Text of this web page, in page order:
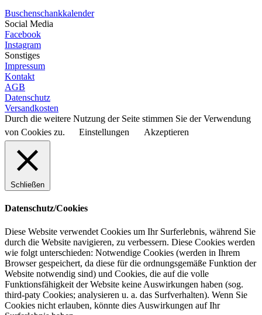
Buschenschankkalender
Social Media
Facebook
Instagram
Sonstiges
Impressum
Kontakt
AGB
Datenschutz
Versandkosten
Durch die weitere Nutzung der Seite stimmen Sie der Verwendung
von Cookies zu.
Einstellungen Akzeptieren
Schließen
Datenschutz/Cookies
Diese Website verwendet Cookies um Ihr Surferlebnis, während Sie
durch die Website navigieren, zu verbessern. Diese Cookies werden
wie folgt unterschieden: Notwendige Cookies (werden in Ihrem
Browser gespeichert, da diese für die ordnungsgemäße Funktion der
Website notwendig sind) und Cookies, die auf die volle
Funktionsfähigkeit der Website keine Auswirkungen haben (sog.
third-paty Cookies; analysieren u. a. das Surfverhalten). Wenn Sie
Cookies nicht erlauben, könnte dies Auswirkungen auf Ihr